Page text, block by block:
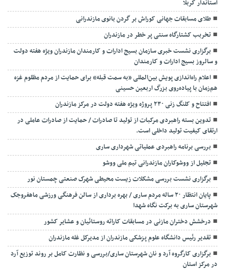
استاندار کربلا
طلای مسابقات جهانی کوراش بر گردن بانوی مازندرانی
تخربب کشتارگاه سنتی پر خطر در مازندران
برگزاری نشست خبری سازمان بسیج ادارات و کارمندان مازندران ویژه هفته دولت
و سالروز بسیج ادارات و کارمندان
اعلام راه‌اندازی پویش بین‌المللی «به سمت قبله» برای حمایت از مردم مظلوم غزه
هم‌زمان با پیاده‌روی بزرگ اربعین حسینی
افتتاح و کلنگ زنی ۲۳۰ پروژه ویژه هفته دولت در مرکز مازندران
تدوین بسته راهبردی مرکبات از تولید تا صادرات / حمایت از صادرات عاملی در
ارتقای کیفیت تولید داخلی است.
بررسی برنامه راهبردی عملیاتی شهرداری ساری
تجلیل از ووشوکاران مازندرانی تیم ملی ووشو
برگزاری نشست بررسی مشکلات زیست محیطی شهرک صنعتی چمستان نور
پایان انتظار ۲۰ ساله مردم ساری / بهره برداری از سالن فرهنگی ورزشی ماهفروجک
شهرستان ساری به برکت نگاه شهدا
درخشش دختران مازنی در مسابقات کاراته روستائیان و عشایر کشور
تقدیر رئیس دانشگاه علوم پزشکی مازندران از مدیرکل غله مازندران
برگزاری کارگروه آرد و نان شهرستان ساری/بررسی و نظارت کامل بر روند توزیع آرد
در مرکز استان